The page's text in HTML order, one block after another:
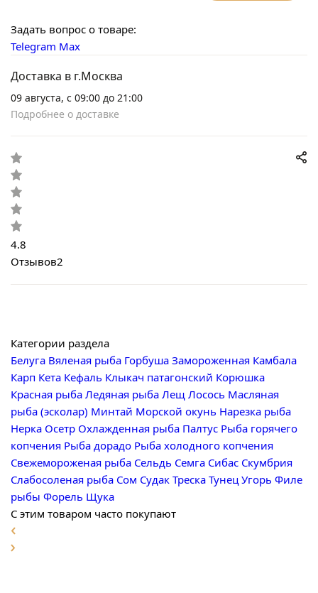
Задать вопрос о товаре:
Telegram Max
Доставка в г.Москва
09 августа, с 09:00 до 21:00
Подробнее о доставке
4.8
Отзывов2
Категории раздела
Белуга Вяленая рыба Горбуша Замороженная Камбала
Карп Кета Кефаль Клыкач патагонский Корюшка
Красная рыба Ледяная рыба Лещ Лосось Масляная
рыба (эсколар) Минтай Морской окунь Нарезка рыба
Нерка Осетр Охлажденная рыба Палтус Рыба горячего
копчения Рыба дорадо Рыба холодного копчения
Свежемороженая рыба Сельдь Семга Сибас Скумбрия
Слабосоленая рыба Сом Судак Треска Тунец Угорь Филе
рыбы Форель Щука
С этим товаром часто покупают